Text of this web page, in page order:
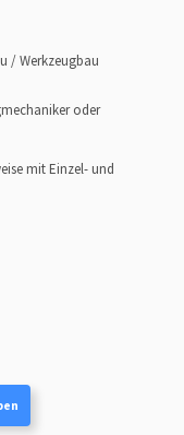
/ Werkzeugbau
oder
mit Einzel- und